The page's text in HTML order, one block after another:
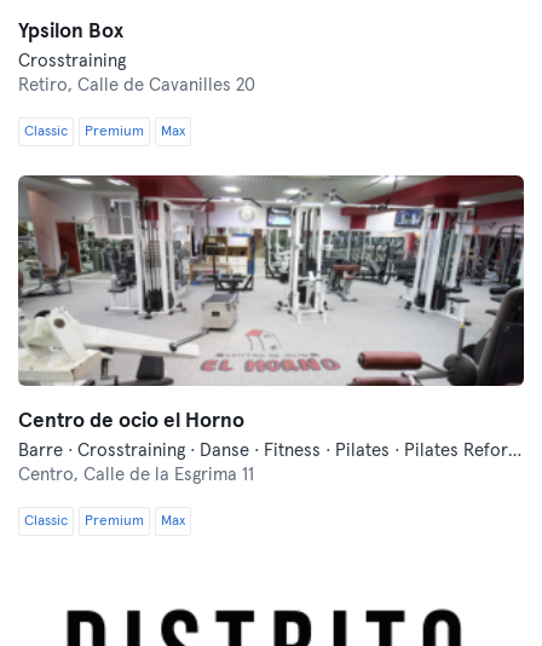
Ypsilon Box
Crosstraining
Retiro, Calle de Cavanilles 20
Classic Premium Max
Centro de ocio el Horno
Barre · Crosstraining · Danse · Fitness · Pilates · Pilates Reformer · Pole Dance · Yoga
Centro, Calle de la Esgrima 11
Classic Premium Max